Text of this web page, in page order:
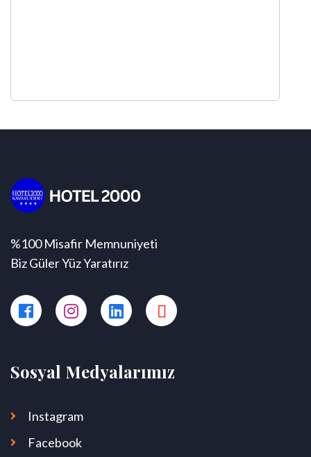
%100 Misafir Memnuniyeti
Biz Güler Yüz Yaratırız
Sosyal Medyalarımız
Instagram
Facebook